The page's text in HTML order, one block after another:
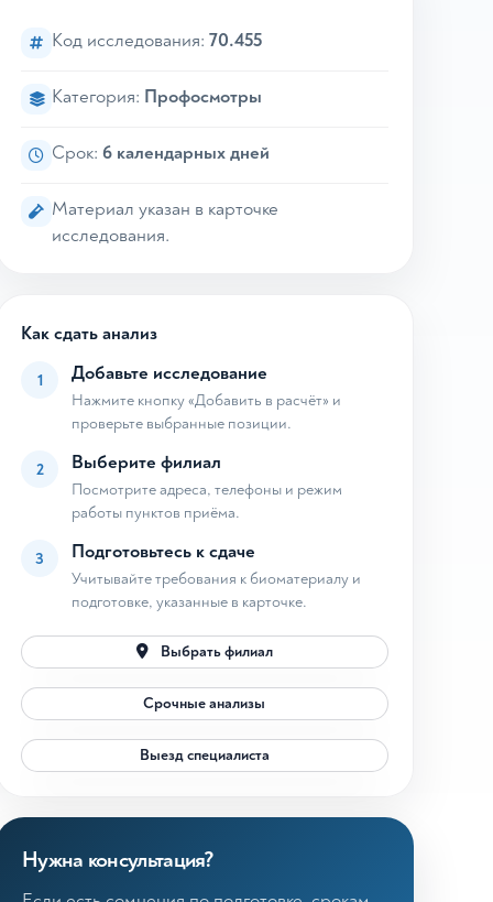
Код исследования: 70.455
Категория: Профосмотры
Срок: 6 календарных дней
Материал указан в карточке
исследования.
Как сдать анализ
1 Добавьте исследование
Нажмите кнопку «Добавить в расчёт» и
проверьте выбранные позиции.
2 Выберите филиал
Посмотрите адреса, телефоны и режим
работы пунктов приёма.
3 Подготовьтесь к сдаче
Учитывайте требования к биоматериалу и
подготовке, указанные в карточке.
Выбрать филиал
Срочные анализы
Выезд специалиста
Нужна консультация?